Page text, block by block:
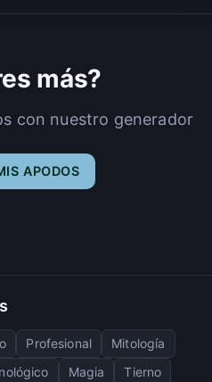
más?
con nuestro generador
APODOS
Profesional
Mitología
Magia
Tierno